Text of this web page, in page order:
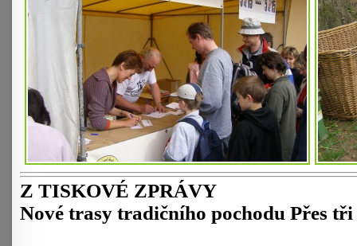
Z TISKOVÉ ZPRÁVY
Nové trasy tradičního pochodu Přes